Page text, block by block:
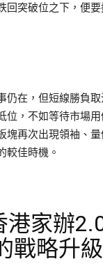
回突破位之下，便
仍在，但短線勝負
位，不如等待市場
塊再次出現領袖、
較佳時機。
港家辦
戰略升級